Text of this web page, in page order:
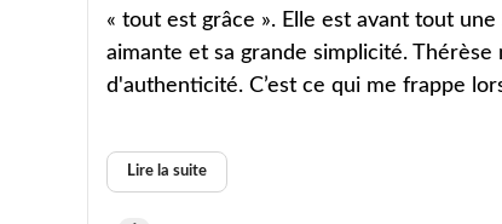
« tout est grâce ». Elle est avant tout
aimante et sa grande simplicité.
d'authenticité. C’est ce qui me frappe
Lire la suite